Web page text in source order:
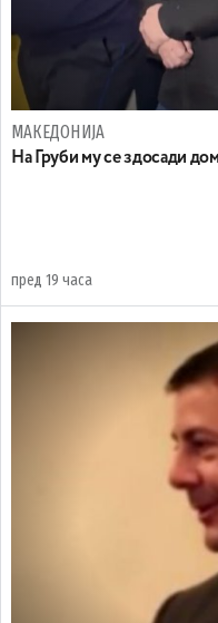
МАКЕДОНИЈА
На Груби му се здосади
пред 19 часа